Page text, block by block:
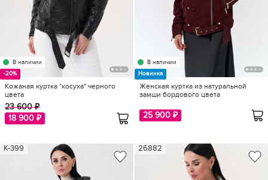
В наличии
-20%
Кожаная куртка "косуха" черного
цвета
23 600 ₽
18 900 ₽
В наличии
Новинка
Женская куртка из натуральной
замши бордового цвета
25 900 ₽
K-399 26882